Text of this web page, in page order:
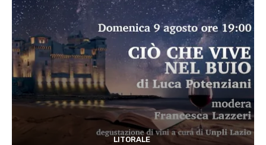
LITORALE